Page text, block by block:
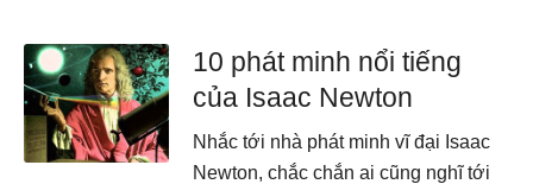
10 phát minh nổi tiếng
của Isaac Newton
Nhắc tới nhà phát minh vĩ đại Isaac
Newton, chắc chắn ai cũng nghĩ tới